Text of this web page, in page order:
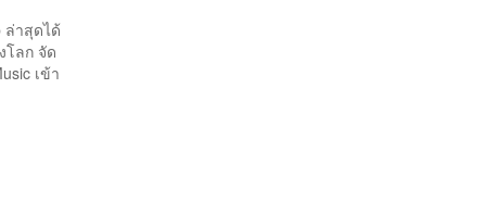
ล่าสุดได้
โลก จัด
เข้า